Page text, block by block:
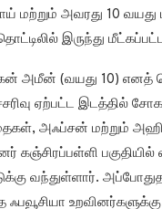
மற்றும் அவரது 10
இருந்து
அமீன் (வயது 10)
ஏற்பட்ட இடத்தில்
அஃப்சன் மற்றும்
கஞ்சிரப்பள்ளி
வந்துள்ளார்.